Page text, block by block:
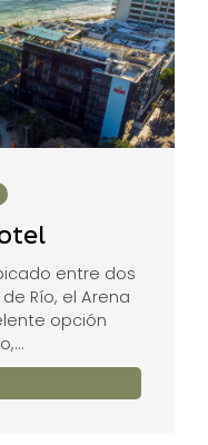
entre dos
Río, el Arena
opción